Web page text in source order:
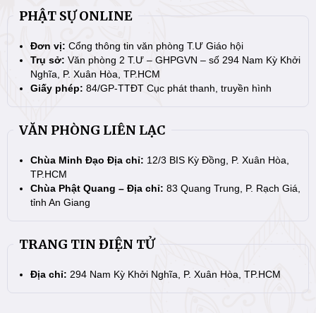
PHẬT SỰ ONLINE
Đơn vị: Cổng thông tin văn phòng T.Ư Giáo hội
Trụ sở: Văn phòng 2 T.Ư – GHPGVN – số 294 Nam Kỳ Khởi
Nghĩa, P. Xuân Hòa, TP.HCM
Giấy phép: 84/GP-TTĐT Cục phát thanh, truyền hình
VĂN PHÒNG LIÊN LẠC
Chùa Minh Đạo Địa chỉ: 12/3 BIS Kỳ Đồng, P. Xuân Hòa,
TP.HCM
Chùa Phật Quang – Địa chỉ: 83 Quang Trung, P. Rạch Giá,
tỉnh An Giang
TRANG TIN ĐIỆN TỬ
Địa chỉ: 294 Nam Kỳ Khởi Nghĩa, P. Xuân Hòa, TP.HCM